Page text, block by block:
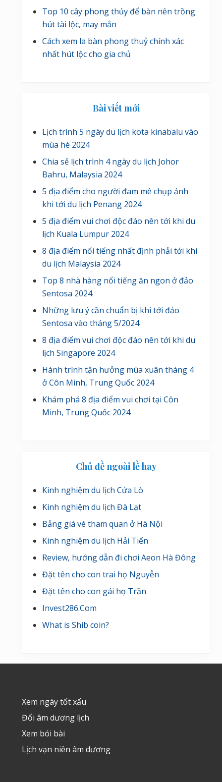
Top 10 cây phong thủy để bàn nên trồng
hút tài lộc, may mắn
Cách xem la bàn phong thuỷ chính xác
nhất hút lộc cho gia chủ
Bài viết mới
Lịch trình 5 ngày du lịch kota kinabalu vào
mùa hè 2024
Chia sẻ lịch trình 4 ngày du lịch Johor
Bahru, Malaysia 2024
5 địa điểm cho người đam mê chụp ảnh
khi tới du lịch Penang 2024
5 địa điểm vui chơi độc đáo nên tới khi du
lịch Kuala Lumpur 2024
8 địa điểm nổi tiếng nhất định phải tới khi
du lịch Malaysia 2024
Top 8 nhà hàng nổi tiếng ăn ngon ở đảo
Sentosa 2024
Những lưu ý cần chuẩn bị khi tới đảo
Sentosa vào tháng 5/2024
8 địa điểm vui chơi độc đáo nên tới khi du
lịch Singapore 2024
Hành trình tận hưởng mùa xuân tháng 4
ở Côn Minh, Trung Quốc 2024
Khám phá 8 địa điểm vui chơi tại Côn
Minh, Trung Quốc 2024
Chủ đề ngoài lề hay
Kinh nghiệm du lịch Cửa Lò
Kinh nghiệm du lịch Đà Lạt
Bảng giá vé tham quan ở Hà Nội
Kinh nghiệm du lịch Hải Tiến
Review, hướng dẫn đi chơi Aeon Hà Đông
Đặt tên cho con trai họ Nguyễn
Đặt tên cho con gái họ Trần
Invest286.Com
What is Shib coin?
Xem ngày tốt xấu
Đổi âm dương lịch
Xem bói bài
Lịch vạn niên âm dương